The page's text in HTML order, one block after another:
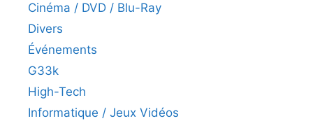
Cinéma / DVD / Blu-Ray
Divers
Événements
G33k
High-Tech
Informatique / Jeux Vidéos